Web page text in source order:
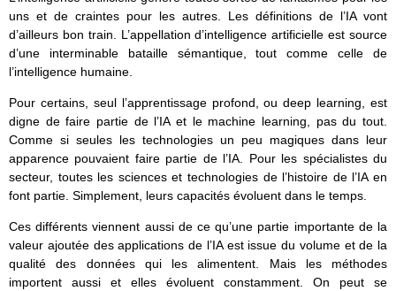
uns et de craintes pour les autres. Les définitions de l’IA vont
d’ailleurs bon train. L’appellation d’intelligence artificielle est source
d’une interminable bataille sémantique, tout comme celle de
l’intelligence humaine.
Pour certains, seul l’apprentissage profond, ou deep learning, est
digne de faire partie de l’IA et le machine learning, pas du tout.
Comme si seules les technologies un peu magiques dans leur
apparence pouvaient faire partie de l’IA. Pour les spécialistes du
secteur, toutes les sciences et technologies de l’histoire de l’IA en
font partie. Simplement, leurs capacités évoluent dans le temps.
Ces différents viennent aussi de ce qu’une partie importante de la
valeur ajoutée des applications de l’IA est issue du volume et de la
qualité des données qui les alimentent. Mais les méthodes
importent aussi et elles évoluent constamment. On peut se